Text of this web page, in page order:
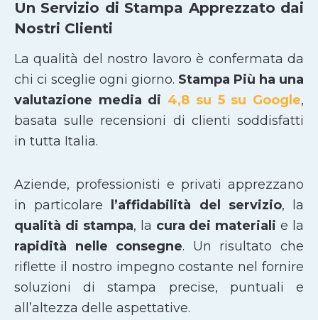
Un Servizio di Stampa Apprezzato dai
Nostri Clienti
La qualità del nostro lavoro è confermata da
chi ci sceglie ogni giorno. Stampa Più ha una
valutazione media di 4,8 su 5 su Google,
basata sulle recensioni di clienti soddisfatti
in tutta Italia.
Aziende, professionisti e privati apprezzano
in particolare
l’affidabilità del servizio, la
qualità di stampa, la cura dei materiali e la
rapidità nelle consegne. Un risultato che
riflette il nostro impegno costante nel fornire
soluzioni di stampa precise, puntuali e
all’altezza delle aspettative.